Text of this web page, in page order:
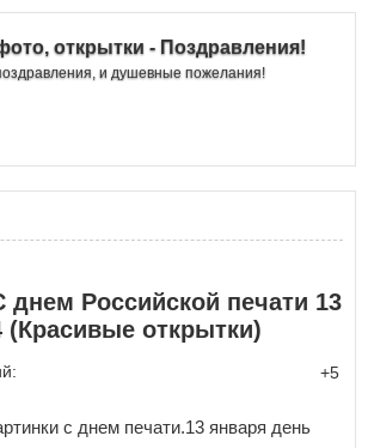
открытки - Поздравления!
и душевные пожелания!
днем Российской печати 13
(Красивые открытки)
+5
с днем печати.13 января день